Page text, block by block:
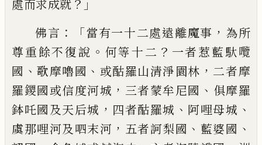
處而求成就 ？」
佛言 ：「當有一十二處遠離魔事 ， 為所
尊重餘不復說 。 何等十二 ？ 一者惹藍馱囕
國 、歌摩嚕國 、 或酤羅山清淨園林 ， 二者摩
羅鑁國或信度河城 ， 三者蒙牟尼國 、 俱摩羅
鉢吒國及天后城 ， 四者酤羅城 、 阿哩母城 、
虞那哩河及呬末河 ， 五者訶梨國 、 藍婆國 、